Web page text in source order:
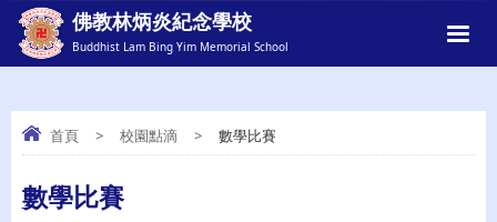
佛教林炳炎紀念學校
Buddhist Lam Bing Yim Memorial School
首頁 > 校園點滴 > 數學比賽
數學比賽